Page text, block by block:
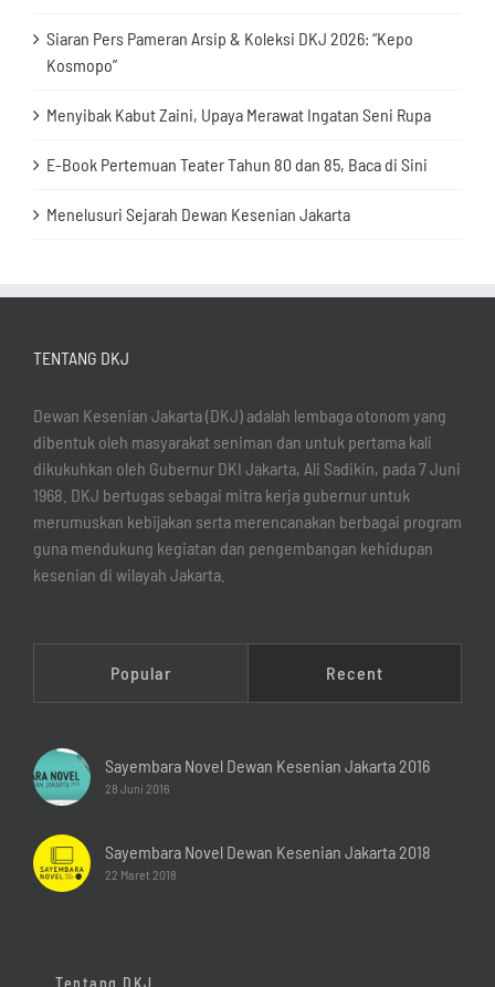
Siaran Pers Pameran Arsip & Koleksi DKJ 2026: “Kepo
Kosmopo”
Menyibak Kabut Zaini, Upaya Merawat Ingatan Seni Rupa
E-Book Pertemuan Teater Tahun 80 dan 85, Baca di Sini
Menelusuri Sejarah Dewan Kesenian Jakarta
TENTANG DKJ
Dewan Kesenian Jakarta (DKJ) adalah lembaga otonom yang
dibentuk oleh masyarakat seniman dan untuk pertama kali
dikukuhkan oleh Gubernur DKI Jakarta, Ali Sadikin, pada 7 Juni
1968. DKJ bertugas sebagai mitra kerja gubernur untuk
merumuskan kebijakan serta merencanakan berbagai program
guna mendukung kegiatan dan pengembangan kehidupan
kesenian di wilayah Jakarta.
Popular Recent
Sayembara Novel Dewan Kesenian Jakarta 2016
28 Juni 2016
Sayembara Novel Dewan Kesenian Jakarta 2018
22 Maret 2018
Tentang DKJ